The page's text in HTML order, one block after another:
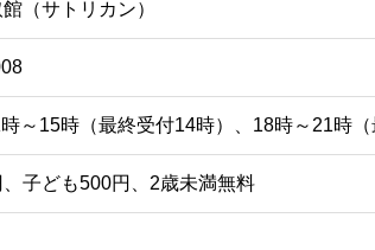
（サトリカン）
～15時（最終受付14時）、18時～21時（
子ども500円、2歳未満無料